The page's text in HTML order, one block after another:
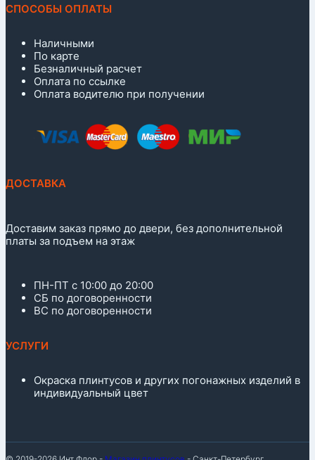
СПОСОБЫ ОПЛАТЫ
Наличными
По карте
Безналичный расчет
Оплата по ссылке
Оплата водителю при получении
ДОСТАВКА
Доставим заказ прямо до двери, без дополнительной
платы за подъем на этаж
ПН-ПТ с 10:00 до 20:00
СБ по договоренности
ВС по договоренности
УСЛУГИ
Окраска плинтусов и других погонажных изделий в
индивидуальный цвет